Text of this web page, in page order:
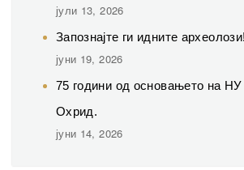
јули 13, 2026
Запознајте ги идните археолози!
јуни 19, 2026
75 години од основањето на
Охрид.
јуни 14, 2026